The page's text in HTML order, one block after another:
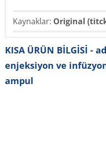
Kaynaklar: Original
KISA ÜRÜN BİLGİSİ -
enjeksiyon ve
ampul